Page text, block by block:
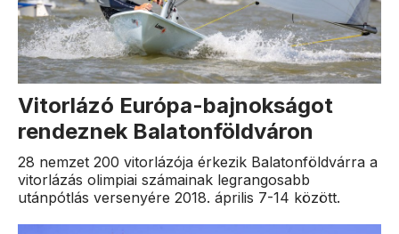
Vitorlázó Európa-bajnokságot
rendeznek Balatonföldváron
28 nemzet 200 vitorlázója érkezik Balatonföldvárra a
vitorlázás olimpiai számainak legrangosabb
utánpótlás versenyére 2018. április 7-14 között.